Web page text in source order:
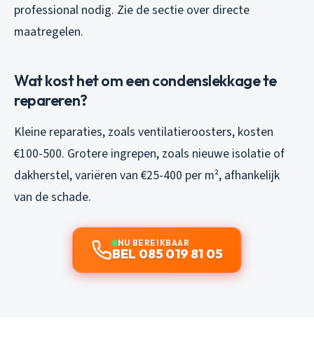
professional nodig. Zie de sectie over directe
maatregelen.
Wat kost het om een condenslekkage te
repareren?
Kleine reparaties, zoals ventilatieroosters, kosten
€100-500. Grotere ingrepen, zoals nieuwe isolatie of
dakherstel, variëren van €25-400 per m², afhankelijk
van de schade.
NU BEREIKBAAR
BEL 085 019 81 05